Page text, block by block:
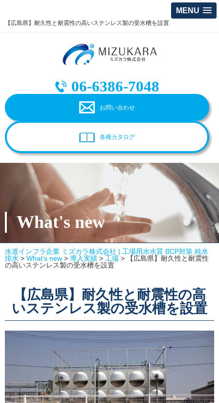
MENU
【広島県】耐久性と耐震性の高いステンレス製の受水槽を設置
06-6386-7048
お問い合わせ
各種カタログ
What's new
水道インフラ企業 ミズカラ株式会社 | 工場用水水質 BCP対策 純水
排水 > What’s new > 導入実績 > 工場 >
【広島県】耐久性と耐震性
の高いステンレス製の受水槽を設置
【広島県】耐久性と耐震性の高
いステンレス製の受水槽を設置